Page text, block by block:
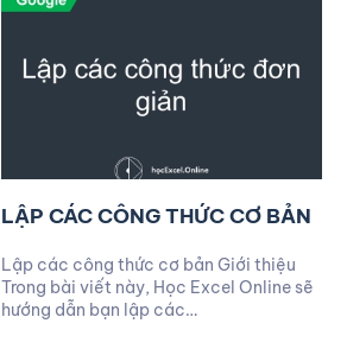
LẬP CÁC CÔNG THỨC CƠ BẢN
Lập các công thức cơ bản Giới thiệu
Trong bài viết này, Học Excel Online sẽ
hướng dẫn bạn lập các…